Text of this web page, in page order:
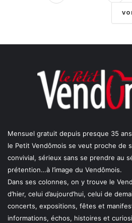
Mensuel gratuit depuis presque 35
le Petit Vendômois se veut proche de
convivial, sérieux sans se prendre au
prétention…à l’image du Vendômois.
Dans ses colonnes, on y trouve le
d’hier, celui d’aujourd’hui, celui de
concerts, expositions, fêtes et
informations, échos, histoires et